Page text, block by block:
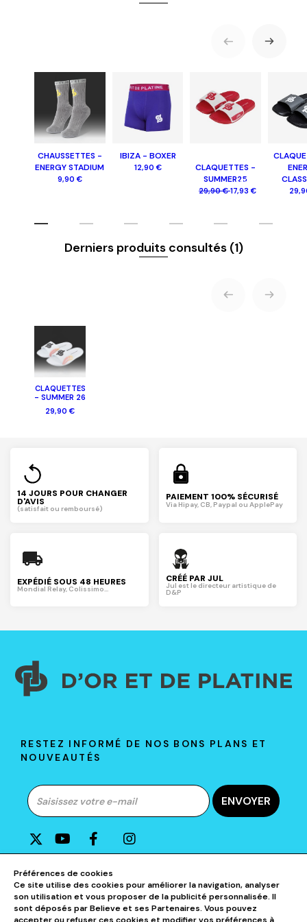
CHAUSSETTES -
ENERGY STADIUM
9,90 €
IBIZA - BOXER
12,90 €
CLAQUETTES -
SUMMER25
29,90 €17,93 €
-40%
Derniers produits consultés (1)
CLAQUETTES
- SUMMER 26
29,90 €
14 JOURS POUR CHANGER
D'AVIS
(satisfait ou remboursé)
PAIEMENT 100% SÉCURISÉ
Via Hipay, CB, Paypal ou ApplePay
EXPÉDIÉ SOUS 48 HEURES
Mondial Relay, Colissimo...
CRÉÉ PAR JUL
Jul est le directeur artistique de
D&P
RESTEZ INFORMÉ DE NOS BONS PLANS ET
NOUVEAUTÉS
ENVOYER
A PROPOS DE D&P
AIDE & CONTACTS
Préférences de cookies
Ce site utilise des cookies pour améliorer la navigation, analyser
son utilisation et vous proposer de la publicité personnalisée. Il
sont déposés par Believe et ses Partenaires. Vous pouvez